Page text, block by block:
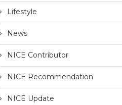
Lifestyle
News
NICE Contributor
NICE Recommendation
NICE Update